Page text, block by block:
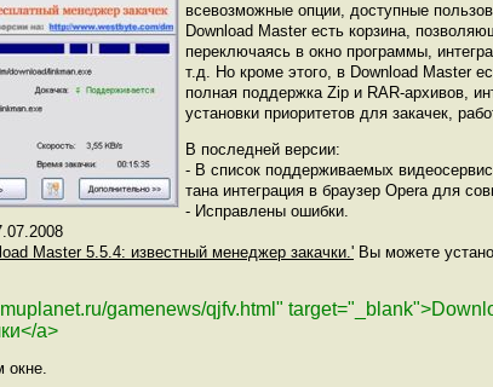
всевозможные опции, доступные
Download Master есть корзина,
переключаясь в окно программы,
т.д. Но кроме этого, в Download Master
полная поддержка Zip и RAR-архивов,
установки приоритетов для закачек,
В последней версии:
- В список поддерживаемых
тана интеграция в браузер Opera для
- Исправлены ошибки.
Master 5.5.4: известный менеджер закачки.' Вы можете
gamenews/qjfv.html"
a>
окне.